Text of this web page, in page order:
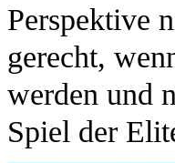
Perspektive
gerecht,
werden und
Spiel der